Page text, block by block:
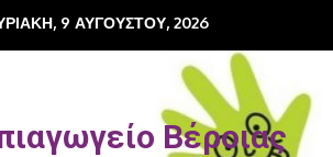
9 ΑΥΓΟΎΣΤΟΥ, 2026
Βέροιας